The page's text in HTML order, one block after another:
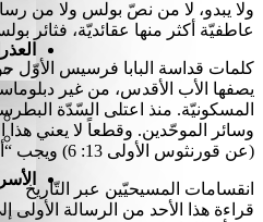
عاطفيّة أكثر منها عقائديّة، فثائر
كلمات قداسة البابا فرسيس الأوّل
يصفها الأب الأقدس، من غير
المسكونيّة. منذ اعتلى السّدّة
وسائر الموحّدين. وقطعاً لا يعني
(عن قورنثوس الأولى 13: 6) ويجب “أن نعمل للحقّ في المحبّة” (عن أفسس 4: 15).
انقسامات المسيحيّين عبر التّاريخ
قراءة هذا الأحد من الرسالة الأولى